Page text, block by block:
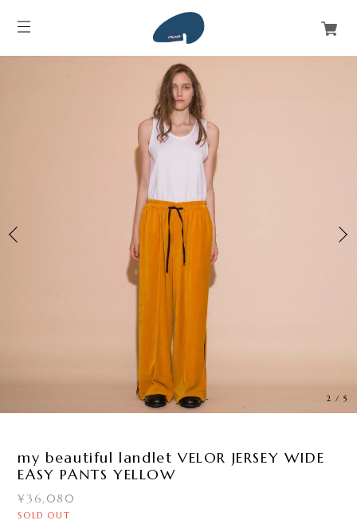
3 /5
my beautiful landlet VELOR JERSEY WIDE
EASY PANTS YELLOW
¥36,080
SOLD OUT